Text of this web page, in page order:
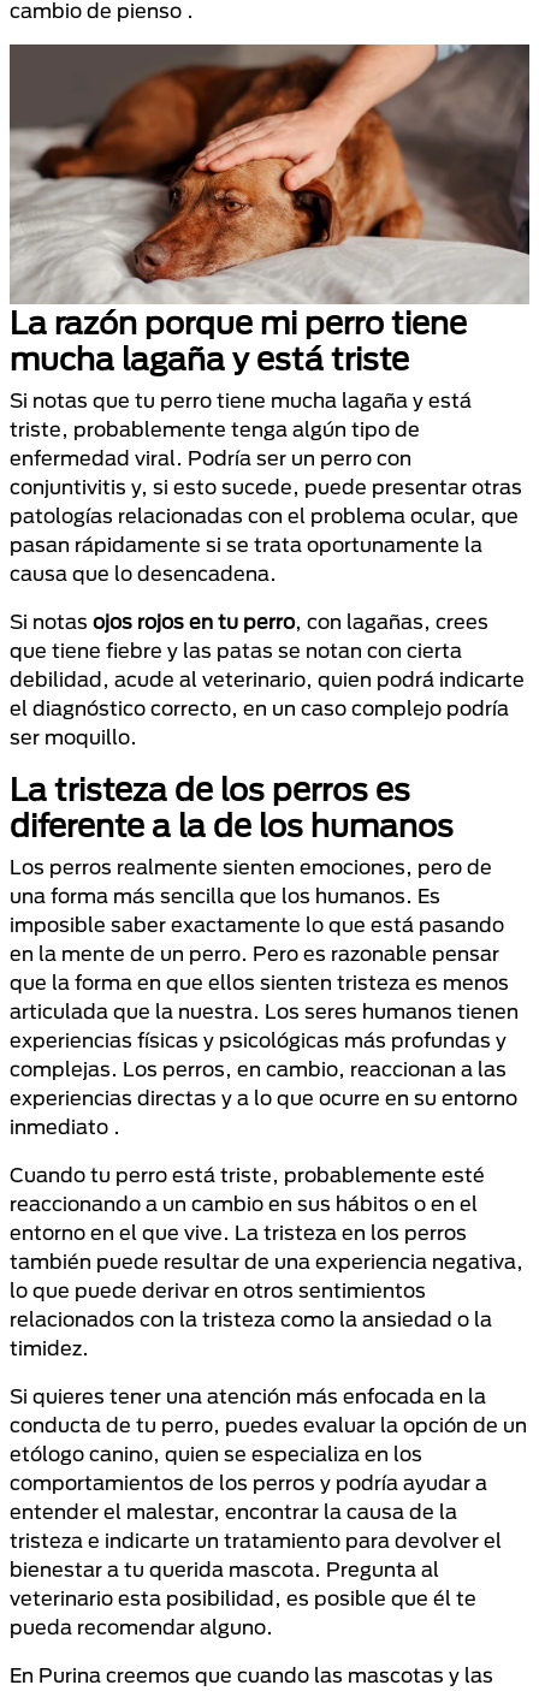
cambio de pienso .
La razón porque mi perro tiene
mucha lagaña y está triste
Si notas que tu perro tiene mucha lagaña y está
triste, probablemente tenga algún tipo de
enfermedad viral. Podría ser un perro con
conjuntivitis y, si esto sucede, puede presentar otras
patologías relacionadas con el problema ocular, que
pasan rápidamente si se trata oportunamente la
causa que lo desencadena.
Si notas ojos rojos en tu perro, con lagañas, crees
que tiene fiebre y las patas se notan con cierta
debilidad, acude al veterinario, quien podrá indicarte
el diagnóstico correcto, en un caso complejo podría
ser moquillo.
La tristeza de los perros es
diferente a la de los humanos
Los perros realmente sienten emociones, pero de
una forma más sencilla que los humanos. Es
imposible saber exactamente lo que está pasando
en la mente de un perro. Pero es razonable pensar
que la forma en que ellos sienten tristeza es menos
articulada que la nuestra. Los seres humanos tienen
experiencias físicas y psicológicas más profundas y
complejas. Los perros, en cambio, reaccionan a las
experiencias directas y a lo que ocurre en su entorno
inmediato .
Cuando tu perro está triste, probablemente esté
reaccionando a un cambio en sus hábitos o en el
entorno en el que vive. La tristeza en los perros
también puede resultar de una experiencia negativa,
lo que puede derivar en otros sentimientos
relacionados con la tristeza como la ansiedad o la
timidez.
Si quieres tener una atención más enfocada en la
conducta de tu perro, puedes evaluar la opción de un
etólogo canino, quien se especializa en los
comportamientos de los perros y podría ayudar a
entender el malestar, encontrar la causa de la
tristeza e indicarte un tratamiento para devolver el
bienestar a tu querida mascota. Pregunta al
veterinario esta posibilidad, es posible que él te
pueda recomendar alguno.
En Purina creemos que cuando las mascotas y las